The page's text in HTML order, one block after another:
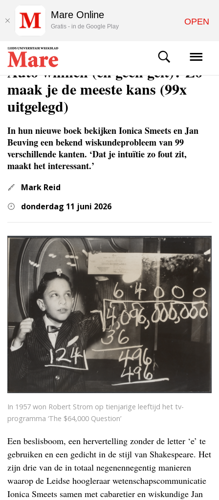
ACHTERGROND
Auto winnen (en geen geit)? Zo
maak je de meeste kans (99x
uitgelegd)
In hun nieuwe boek bekijken Ionica Smeets en Jan
Beuving een bekend wiskundeprobleem van 99
verschillende kanten. ‘Dat je intuïtie zo fout zit,
maakt het interessant.’
Mark Reid
donderdag 11 juni 2026
In 1957 won Robert Strom op tienjarige leeftijd het tv-
programma ‘The $64,000 Question’
Een beslisboom, een hervertelling zonder de letter ‘e’ te
gebruiken en een gedicht in de stijl van Shakespeare. Het
zijn drie van de in totaal negenennegentig manieren
waarop de Leidse hoogleraar wetenschapscommunicatie
Ionica Smeets samen met cabaretier en wiskundige Jan
Mare Online
Gratis - in de Google Play OPEN